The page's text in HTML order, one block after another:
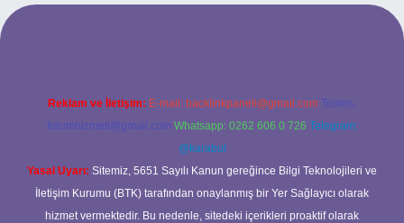
giriş
Reklam ve İletişim: E-mail: backlinkpaneli@gmail.com Teams:
forumhizmeti@gmail.com Whatsapp: 0262 606 0 726 Telegram:
@karabul
Yasal Uyarı: Sitemiz, 5651 Sayılı Kanun gereğince Bilgi Teknolojileri ve
İletişim Kurumu (BTK) tarafından onaylanmış bir Yer Sağlayıcı olarak
hizmet vermektedir. Bu nedenle, sitedeki içerikleri proaktif olarak